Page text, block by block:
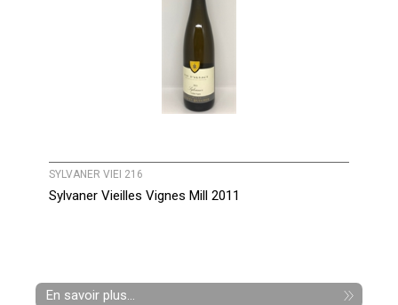
SYLVANER VIEI 216
Sylvaner Vieilles Vignes Mill 2011
En savoir plus...